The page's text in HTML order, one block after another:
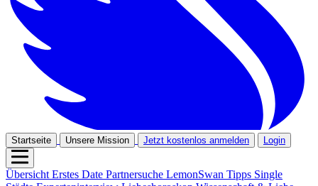
Startseite Unsere Mission Jetzt kostenlos anmelden Login
ÜbersichtErstes Date Partnersuche LemonSwan Tipps Single